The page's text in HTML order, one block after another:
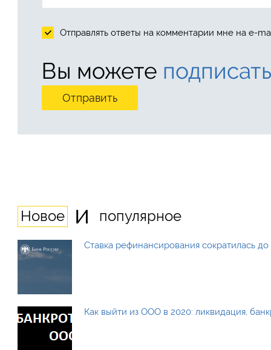
Отправлять ответы на комментарии мне на e-
Вы можете
Новое и популярное
Ставка рефинансирования сократилась
Как выйти из ООО в 2020: ликвидация,